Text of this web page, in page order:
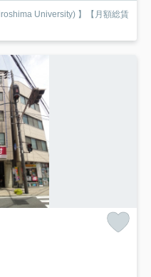
University) 】【月額総賃